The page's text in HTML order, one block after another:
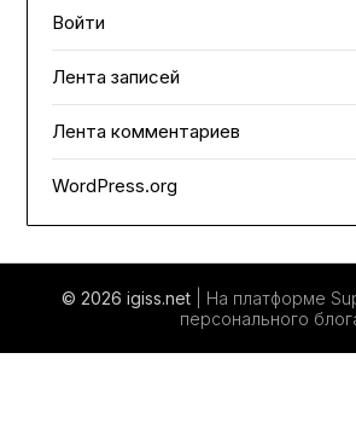
Войти
Лента записей
Лента комментариев
WordPress.org
© 2026 igiss.net | На платформе
персонального